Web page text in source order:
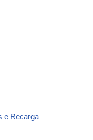
e Recarga